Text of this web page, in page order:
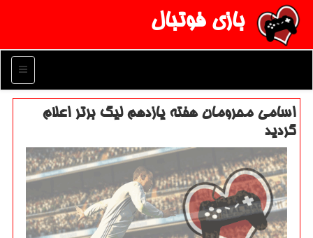
بازی فوتبال
منو
اسامی محرومان هفته یازدهم لیگ برتر اعلام
گردید